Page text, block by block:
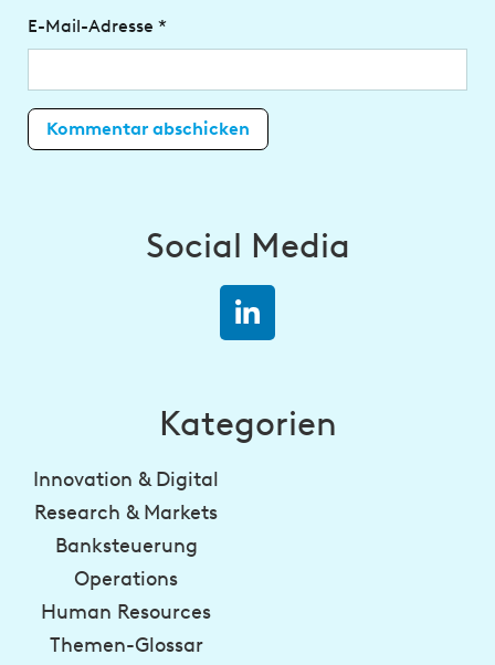
E-Mail-Adresse *
Social Media
Kategorien
Innovation & Digital
Research & Markets
Banksteuerung
Operations
Human Resources
Themen-Glossar